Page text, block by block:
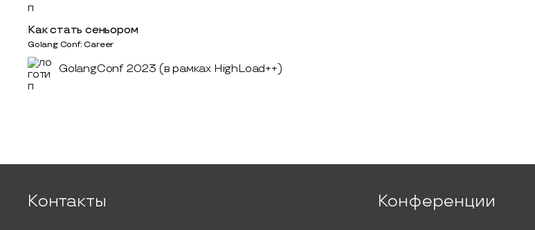
Как стать сеньором
Golang Conf: Career
GolangConf 2023 (в рамках HighLoad++)
Контакты Конференции